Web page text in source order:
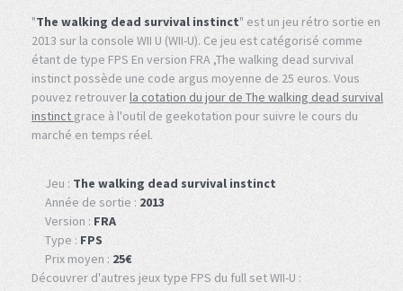
"The walking dead survival instinct" est un jeu rétro sortie en
2013 sur la console WII U (WII-U). Ce jeu est catégorisé comme
étant de type FPS En version FRA ,The walking dead survival
instinct possède une code argus moyenne de 25 euros. Vous
pouvez retrouver la cotation du jour de The walking dead survival
instinct grace à l'outil de geekotation pour suivre le cours du
marché en temps réel.
Jeu : The walking dead survival instinct
Année de sortie : 2013
Version : FRA
Type : FPS
Prix moyen : 25€
Découvrer d'autres jeux type FPS du full set WII-U :